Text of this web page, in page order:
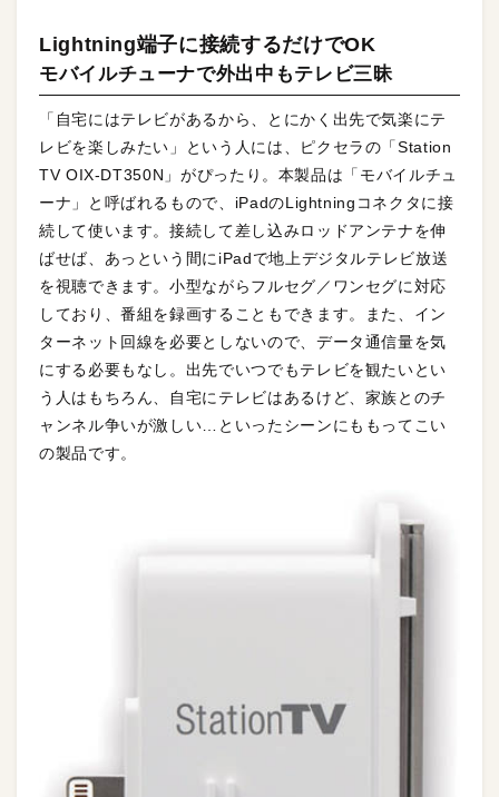
Lightning端子に接続するだけでOK
モバイルチューナで外出中もテレビ三昧
「自宅にはテレビがあるから、とにかく出先で気楽にテ
レビを楽しみたい」という人には、ピクセラの「Station
TV OIX-DT350N」がぴったり。本製品は「モバイルチュ
ーナ」と呼ばれるもので、iPadのLightningコネクタに接
続して使います。接続して差し込みロッドアンテナを伸
ばせば、あっという間にiPadで地上デジタルテレビ放送
を視聴できます。小型ながらフルセグ／ワンセグに対応
しており、番組を録画することもできます。また、イン
ターネット回線を必要としないので、データ通信量を気
にする必要もなし。出先でいつでもテレビを観たいとい
う人はもちろん、自宅にテレビはあるけど、家族とのチ
ャンネル争いが激しい…といったシーンにももってこい
の製品です。